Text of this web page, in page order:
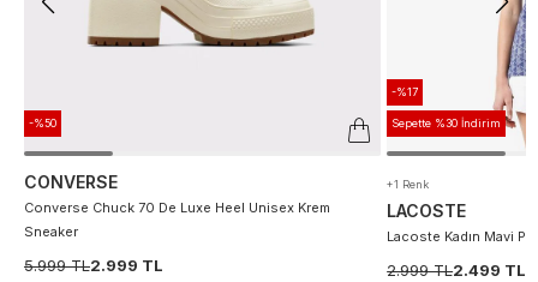
-%50
CONVERSE
Converse Chuck 70 De Luxe Heel Unisex Krem
Sneaker
5.999 TL2.999 TL
-%17
Sepette %30 İndirim
+1 Renk
LACOSTE
Lacoste Kadın Mavi
2.999 TL2.499 TL